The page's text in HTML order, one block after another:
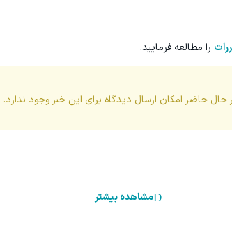
را مطالعه فرمایید.
حال حاضر امکان ارسال دیدگاه برای این خبر وجود ندارد.
مشاهده بیشتر